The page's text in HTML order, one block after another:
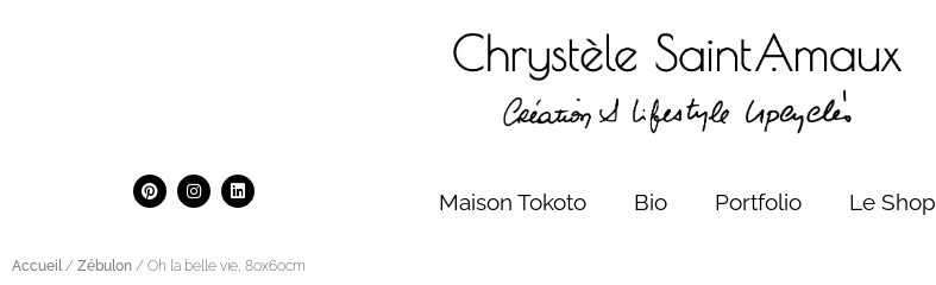
Maison Tokoto Bio Portfolio Le Shop
Accueil / Zébulon / Oh la belle vie, 80x60cm